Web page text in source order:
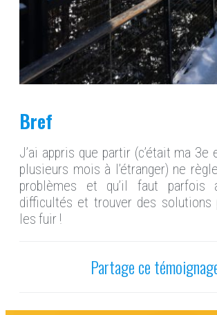
Bref
J’ai appris que partir (c’était ma 3e
plusieurs mois à l’étranger) ne
problèmes et qu’il faut parfois
difficultés et trouver des solutions
les fuir !
Partage ce